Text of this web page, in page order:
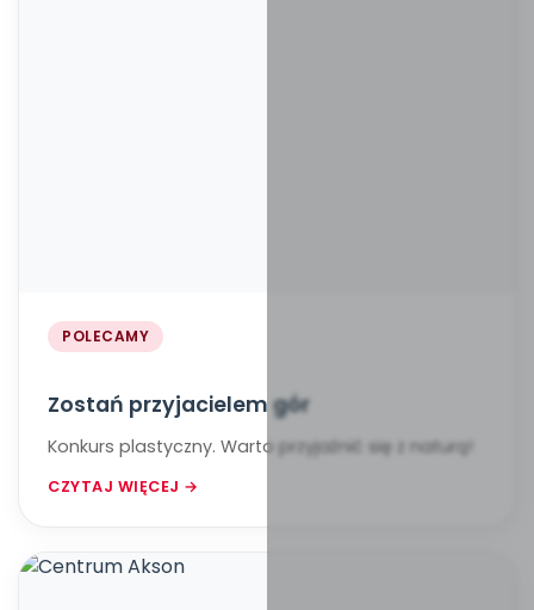
POLECAMY
Zostań przyjacielem gór
Konkurs plastyczny. Warto przyjaźnić się z naturą!
CZYTAJ WIĘCEJ →